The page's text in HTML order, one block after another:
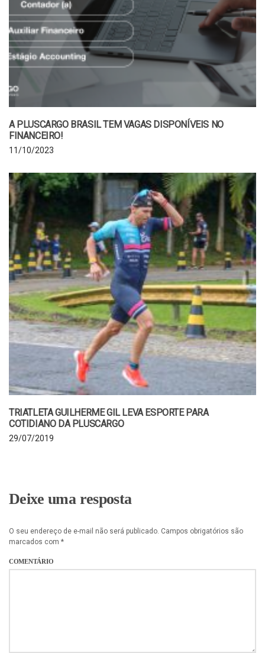
A PLUSCARGO BRASIL TEM VAGAS DISPONÍVEIS NO
FINANCEIRO!
11/10/2023
TRIATLETA GUILHERME GIL LEVA ESPORTE PARA
COTIDIANO DA PLUSCARGO
29/07/2019
Deixe uma resposta
O seu endereço de e-mail não será publicado. Campos obrigatórios são
marcados com *
COMENTÁRIO